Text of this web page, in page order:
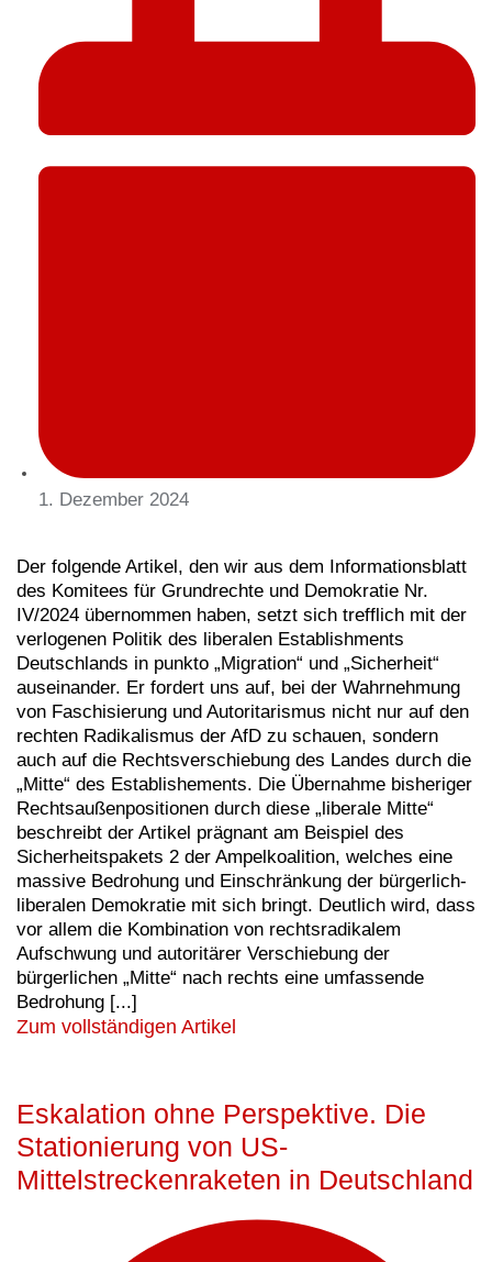
1. Dezember 2024
Der folgende Artikel, den wir aus dem Informationsblatt
des Komitees für Grundrechte und Demokratie Nr.
IV/2024 übernommen haben, setzt sich trefflich mit der
verlogenen Politik des liberalen Establishments
Deutschlands in punkto „Migration“ und „Sicherheit“
auseinander. Er fordert uns auf, bei der Wahrnehmung
von Faschisierung und Autoritarismus nicht nur auf den
rechten Radikalismus der AfD zu schauen, sondern
auch auf die Rechtsverschiebung des Landes durch die
„Mitte“ des Establishements. Die Übernahme bisheriger
Rechtsaußenpositionen durch diese „liberale Mitte“
beschreibt der Artikel prägnant am Beispiel des
Sicherheitspakets 2 der Ampelkoalition, welches eine
massive Bedrohung und Einschränkung der bürgerlich-
liberalen Demokratie mit sich bringt. Deutlich wird, dass
vor allem die Kombination von rechtsradikalem
Aufschwung und autoritärer Verschiebung der
bürgerlichen „Mitte“ nach rechts eine umfassende
Bedrohung [...]
Zum vollständigen Artikel
Eskalation ohne Perspektive. Die
Stationierung von US-
Mittelstreckenraketen in Deutschland